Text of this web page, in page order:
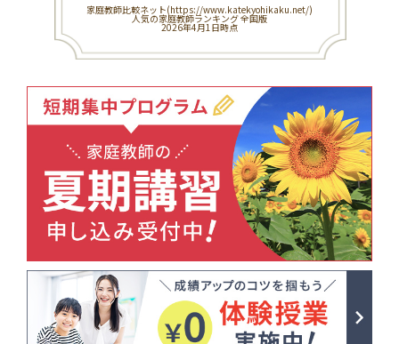
家庭教師比較ネット(https://www.katekyohikaku.net/)
人気の家庭教師ランキング 全国版
2026年4月1日時点